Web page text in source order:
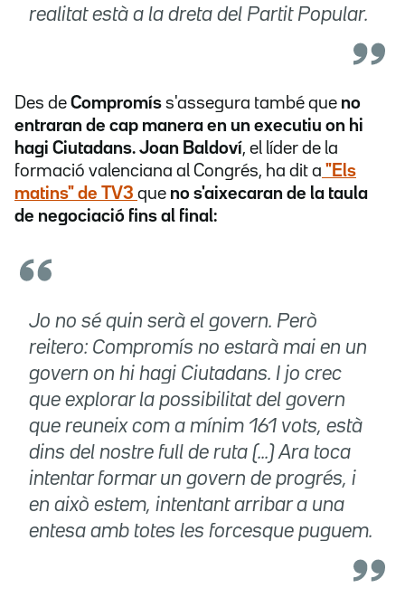
realitat està a la dreta del Partit Popular.
Des de Compromís s'assegura també que no
entraran de cap manera en un executiu on hi
hagi Ciutadans. Joan Baldoví, el líder de la
formació valenciana al Congrés, ha dit a "Els
matins" de TV3 que no s'aixecaran de la taula
de negociació fins al final:
Jo no sé quin serà el govern. Però
reitero: Compromís no estarà mai en un
govern on hi hagi Ciutadans. I jo crec
que explorar la possibilitat del govern
que reuneix com a mínim 161 vots, està
dins del nostre full de ruta (...) Ara toca
intentar formar un govern de progrés, i
en això estem, intentant arribar a una
entesa amb totes les forcesque puguem.